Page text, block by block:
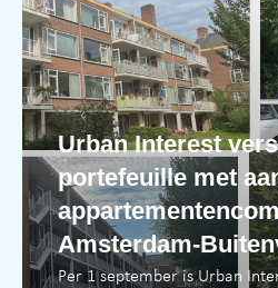
Urban Interest
portefeuille met
Amsterdam-
Per 1 september is Urban